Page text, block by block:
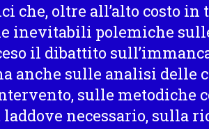
che, oltre all’alto costo
inevitabili polemiche
il dibattito
anche sulle analisi delle
sulle metodiche
necessario, sulla